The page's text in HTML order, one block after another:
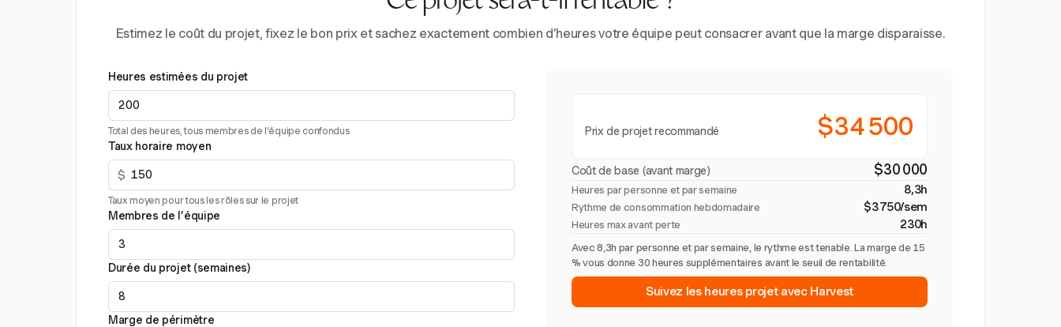
Estimez le coût du projet, fixez le bon prix et sachez exactement combien d’heures votre équipe peut consacrer avant que la marge disparaisse.
Heures estimées du projet
Total des heures, tous membres de l’équipe confondus
Taux horaire moyen
$
Taux moyen pour tous les rôles sur le projet
Membres de l’équipe
Durée du projet (semaines)
Marge de périmètre
Prix de projet recommandé $34 500
Coût de base (avant marge) $30 000
Heures par personne et par semaine 8,3h
Rythme de consommation hebdomadaire $3 750/sem
Heures max avant perte 230h
Avec 8,3h par personne et par semaine, le rythme est tenable. La marge de 15
% vous donne 30 heures supplémentaires avant le seuil de rentabilité.
Suivez les heures projet avec Harvest